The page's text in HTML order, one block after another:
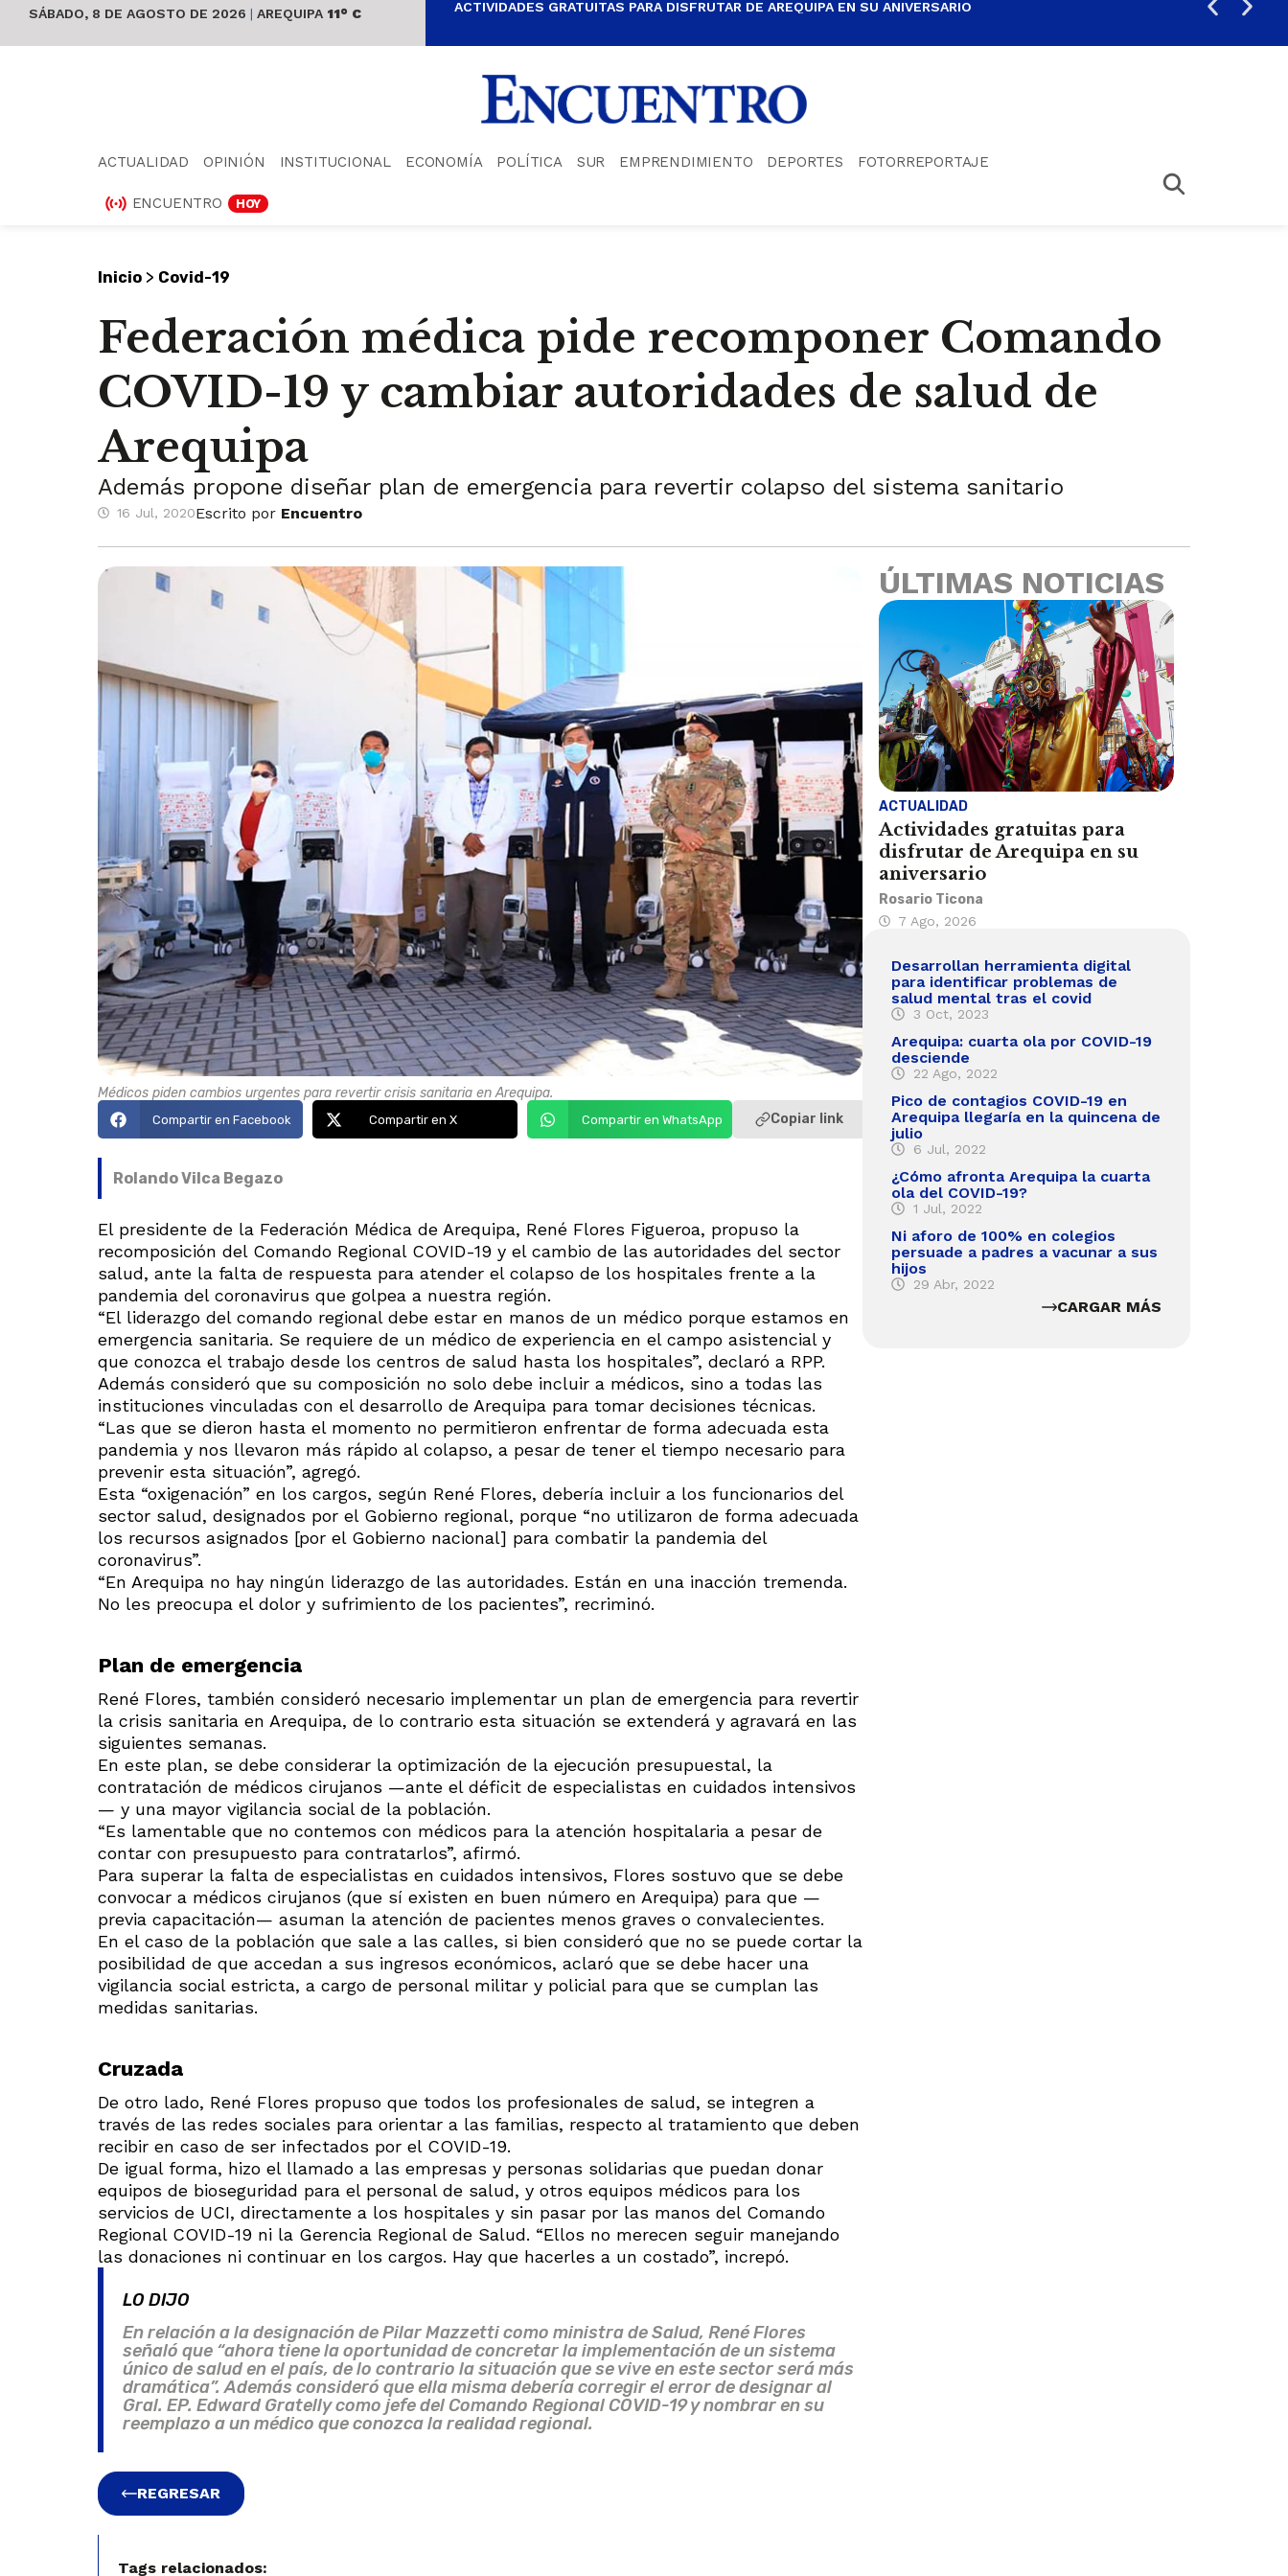
SÁBADO, 8 DE AGOSTO DE 2026 | AREQUIPA 11° C ACTIVIDADES GRATUITAS PARA DISFRUTAR DE AREQUIPA EN SU ANIVERSARIO
ACTUALIDAD OPINIÓN INSTITUCIONAL ECONOMÍA POLÍTICA SUR EMPRENDIMIENTO DEPORTES FOTORREPORTAJE
ENCUENTRO HOY
Inicio > Covid-19
Federación médica pide recomponer Comando
COVID-19 y cambiar autoridades de salud de
Arequipa
Además propone diseñar plan de emergencia para revertir colapso del sistema sanitario
16 Jul, 2020Escrito por Encuentro
Médicos piden cambios urgentes para revertir crisis sanitaria en Arequipa.
Compartir en Facebook Compartir en X Compartir en WhatsApp Copiar link
Rolando Vilca Begazo
El presidente de la Federación Médica de Arequipa, René Flores Figueroa, propuso la
recomposición del Comando Regional COVID-19 y el cambio de las autoridades del sector
salud, ante la falta de respuesta para atender el colapso de los hospitales frente a la
pandemia del coronavirus que golpea a nuestra región.
“El liderazgo del comando regional debe estar en manos de un médico porque estamos en
emergencia sanitaria. Se requiere de un médico de experiencia en el campo asistencial y
que conozca el trabajo desde los centros de salud hasta los hospitales”, declaró a RPP.
Además consideró que su composición no solo debe incluir a médicos, sino a todas las
instituciones vinculadas con el desarrollo de Arequipa para tomar decisiones técnicas.
“Las que se dieron hasta el momento no permitieron enfrentar de forma adecuada esta
pandemia y nos llevaron más rápido al colapso, a pesar de tener el tiempo necesario para
prevenir esta situación”, agregó.
Esta “oxigenación” en los cargos, según René Flores, debería incluir a los funcionarios del
sector salud, designados por el Gobierno regional, porque “no utilizaron de forma adecuada
los recursos asignados [por el Gobierno nacional] para combatir la pandemia del
coronavirus”.
“En Arequipa no hay ningún liderazgo de las autoridades. Están en una inacción tremenda.
No les preocupa el dolor y sufrimiento de los pacientes”, recriminó.
Plan de emergencia
René Flores, también consideró necesario implementar un plan de emergencia para revertir
la crisis sanitaria en Arequipa, de lo contrario esta situación se extenderá y agravará en las
siguientes semanas.
En este plan, se debe considerar la optimización de la ejecución presupuestal, la
contratación de médicos cirujanos —ante el déficit de especialistas en cuidados intensivos
— y una mayor vigilancia social de la población.
“Es lamentable que no contemos con médicos para la atención hospitalaria a pesar de
contar con presupuesto para contratarlos”, afirmó.
Para superar la falta de especialistas en cuidados intensivos, Flores sostuvo que se debe
convocar a médicos cirujanos (que sí existen en buen número en Arequipa) para que —
previa capacitación— asuman la atención de pacientes menos graves o convalecientes.
En el caso de la población que sale a las calles, si bien consideró que no se puede cortar la
posibilidad de que accedan a sus ingresos económicos, aclaró que se debe hacer una
vigilancia social estricta, a cargo de personal militar y policial para que se cumplan las
medidas sanitarias.
Cruzada
De otro lado, René Flores propuso que todos los profesionales de salud, se integren a
través de las redes sociales para orientar a las familias, respecto al tratamiento que deben
recibir en caso de ser infectados por el COVID-19.
De igual forma, hizo el llamado a las empresas y personas solidarias que puedan donar
equipos de bioseguridad para el personal de salud, y otros equipos médicos para los
servicios de UCI, directamente a los hospitales y sin pasar por las manos del Comando
Regional COVID-19 ni la Gerencia Regional de Salud. “Ellos no merecen seguir manejando
las donaciones ni continuar en los cargos. Hay que hacerles a un costado”, increpó.
LO DIJO
En relación a la designación de Pilar Mazzetti como ministra de Salud, René Flores
señaló que “ahora tiene la oportunidad de concretar la implementación de un sistema
único de salud en el país, de lo contrario la situación que se vive en este sector será más
dramática”. Además consideró que ella misma debería corregir el error de designar al
Gral. EP. Edward Gratelly como jefe del Comando Regional COVID-19 y nombrar en su
reemplazo a un médico que conozca la realidad regional.
REGRESAR
Tags relacionados:
ÚLTIMAS NOTICIAS
ACTUALIDAD
Actividades gratuitas para
disfrutar de Arequipa en su
aniversario
Rosario Ticona
7 Ago, 2026
Desarrollan herramienta digital
para identificar problemas de
salud mental tras el covid
3 Oct, 2023
Arequipa: cuarta ola por COVID-19
desciende
22 Ago, 2022
Pico de contagios COVID-19 en
Arequipa llegaría en la quincena de
julio
6 Jul, 2022
¿Cómo afronta Arequipa la cuarta
ola del COVID-19?
1 Jul, 2022
Ni aforo de 100% en colegios
persuade a padres a vacunar a sus
hijos
29 Abr, 2022
CARGAR MÁS